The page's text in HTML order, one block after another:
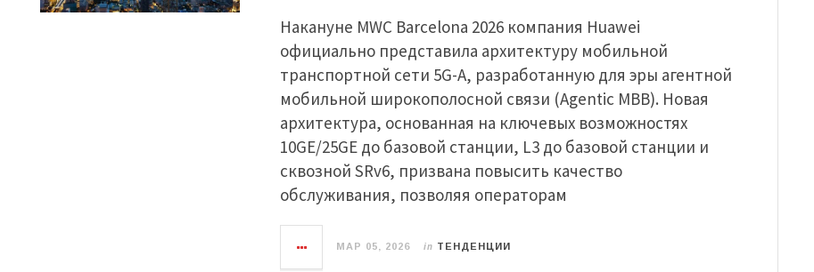
Накануне MWC Barcelona 2026 компания Huawei
официально представила архитектуру мобильной
транспортной сети 5G-A, разработанную для эры агентной
мобильной широкополосной связи (Agentic MBB). Новая
архитектура, основанная на ключевых возможностях
10GE/25GE до базовой станции, L3 до базовой станции и
сквозной SRv6, призвана повысить качество
обслуживания, позволяя операторам
МАР 05, 2026 in ТЕНДЕНЦИИ